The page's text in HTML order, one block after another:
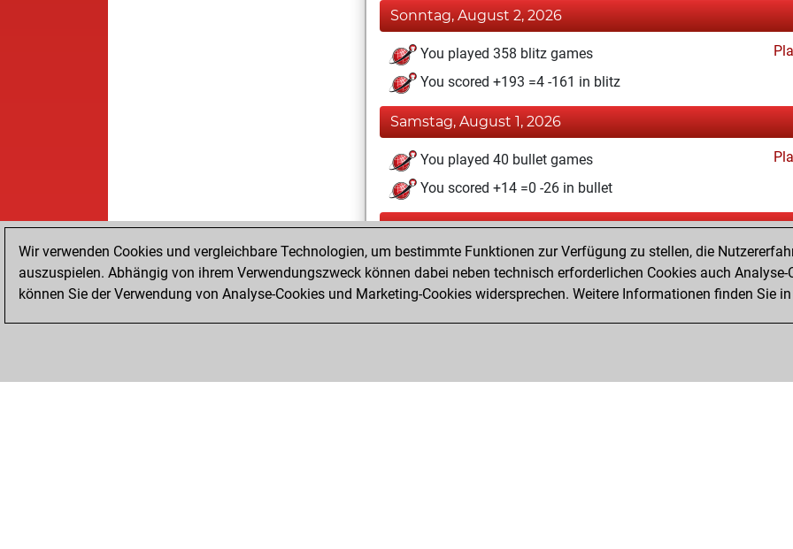
Sonntag, August 2, 2026
You played 358 blitz games
You scored +193 =4 -161 in blitz
Samstag, August 1, 2026
You played 40 bullet games
You scored +14 =0 -26 in bullet
Dienstag, Juli 28, 2026
You played 2 slow games
You scored +2 =0 -0 in slow games
Wir verwenden Cookies und vergleichbare Technologien, um bestimmte Funktionen zur Verfügung zu stellen, die
auszuspielen. Abhängig von ihrem Verwendungszweck können dabei neben technisch erforderlichen Cookies auch
können Sie der Verwendung von Analyse-Cookies und Marketing-Cookies widersprechen. Weitere Informationen finden Sie